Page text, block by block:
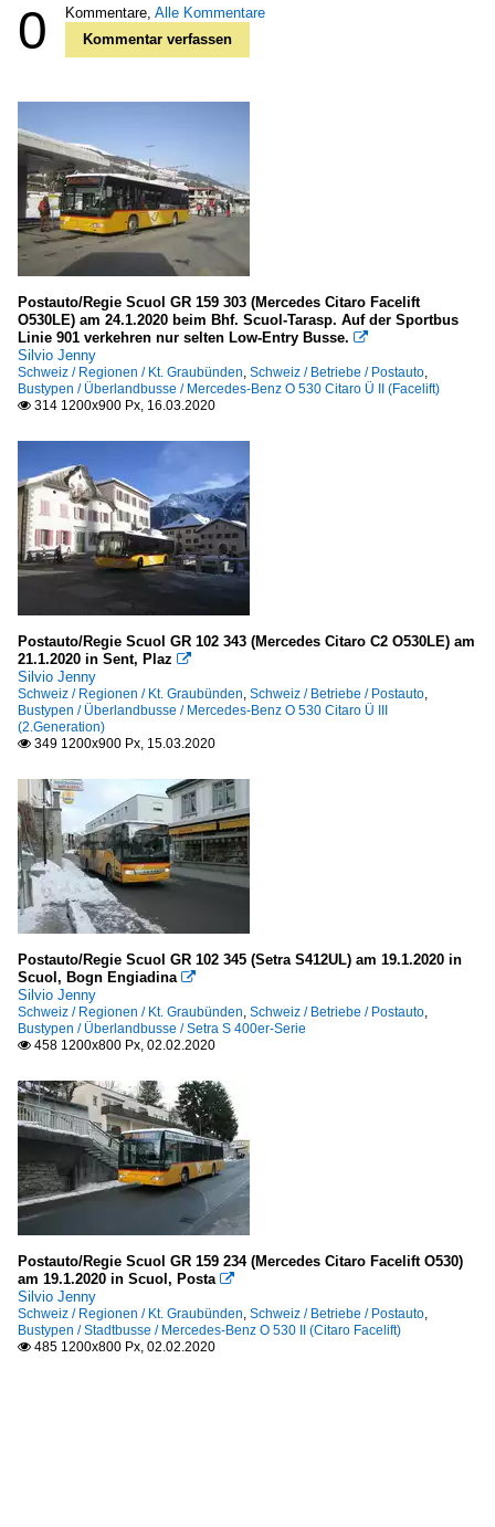
0 Kommentare, Alle Kommentare
Kommentar verfassen
Postauto/Regie Scuol GR 159 303 (Mercedes Citaro Facelift
O530LE) am 24.1.2020 beim Bhf. Scuol-Tarasp. Auf der Sportbus
Linie 901 verkehren nur selten Low-Entry Busse. 
Silvio Jenny
Schweiz / Regionen / Kt. Graubünden, Schweiz / Betriebe / Postauto,
Bustypen / Überlandbusse / Mercedes-Benz O 530 Citaro Ü II (Facelift)
 314 1200x900 Px, 16.03.2020
Postauto/Regie Scuol GR 102 343 (Mercedes Citaro C2 O530LE) am
21.1.2020 in Sent, Plaz 
Silvio Jenny
Schweiz / Regionen / Kt. Graubünden, Schweiz / Betriebe / Postauto,
Bustypen / Überlandbusse / Mercedes-Benz O 530 Citaro Ü III
(2.Generation)
 349 1200x900 Px, 15.03.2020
Postauto/Regie Scuol GR 102 345 (Setra S412UL) am 19.1.2020 in
Scuol, Bogn Engiadina 
Silvio Jenny
Schweiz / Regionen / Kt. Graubünden, Schweiz / Betriebe / Postauto,
Bustypen / Überlandbusse / Setra S 400er-Serie
 458 1200x800 Px, 02.02.2020
Postauto/Regie Scuol GR 159 234 (Mercedes Citaro Facelift O530)
am 19.1.2020 in Scuol, Posta 
Silvio Jenny
Schweiz / Regionen / Kt. Graubünden, Schweiz / Betriebe / Postauto,
Bustypen / Stadtbusse / Mercedes-Benz O 530 II (Citaro Facelift)
 485 1200x800 Px, 02.02.2020